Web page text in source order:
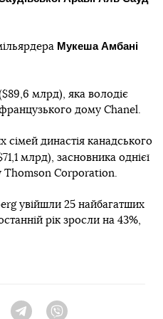
Мукеша Амбані
млрд), яка володіє
дому Chanel.
сімей династія канадського
млрд), засновника однієї
Thomson Corporation.
увійшли 25 найбагатших
рік зросли на 43%,